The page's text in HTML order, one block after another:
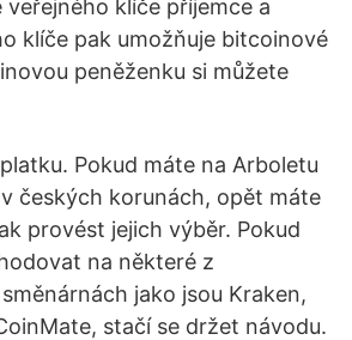
veřejného klíče příjemce a
klíče pak umožňuje bitcoinové
peněženku si můžete
Pokud máte na Arboletu
českých korunách, opět máte
provést jejich výběr. Pokud
na některé z
jako jsou Kraken,
stačí se držet návodu.